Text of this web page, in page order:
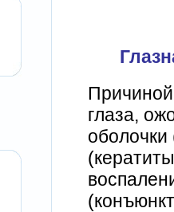
глаза,